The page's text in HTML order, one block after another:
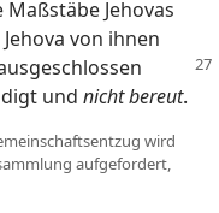
Jehovas
von ihnen
und nicht bereut.
wird
aufgefordert,